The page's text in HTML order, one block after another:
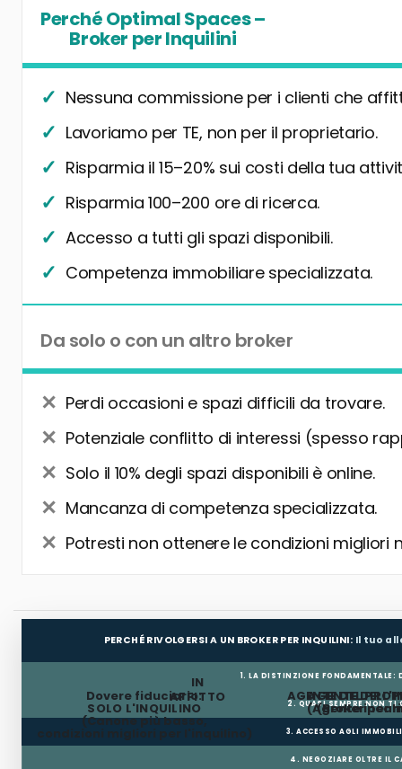
Perché Optimal Spaces –
Broker per Inquilini
Nessuna commissione per i clienti che
Lavoriamo per TE, non per il proprietario.
Risparmia il 15–20% sui costi della tua
Risparmia 100–200 ore di ricerca.
Accesso a tutti gli spazi disponibili.
Competenza immobiliare specializzata.
Da solo o con un altro broker
Perdi occasioni e spazi difficili da trovare.
Potenziale conflitto di interessi (spesso
Solo il 10% degli spazi disponibili è online.
Mancanza di competenza specializzata.
Potresti non ottenere le condizioni migliori
PERCHÉ RIVOLGERSI A UN BROKER PER INQUILINI: Il tuo
1. LA DISTINZIONE FONDAMENTALE:
AGENTE DEL
(Agente
IN
AFFITTO
AGENTE
(Broker per
Dovere fiduciario:
SOLO L'INQUILINO
(Canone più basso,
condizioni migliori per l'inquilino)
2. QUASI SEMPRE NON TI
3. ACCESSO AGLI
4. NEGOZIARE OLTRE IL